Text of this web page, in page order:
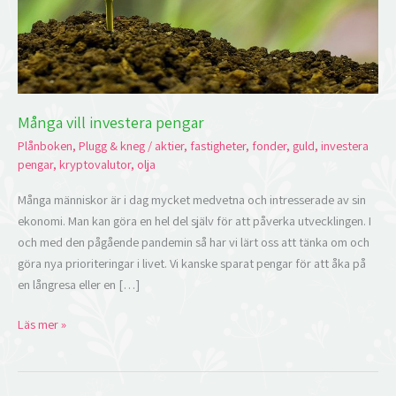
Många vill investera pengar
Plånboken, Plugg & kneg / aktier, fastigheter, fonder, guld, investera
pengar, kryptovalutor, olja
Många människor är i dag mycket medvetna och intresserade av sin
ekonomi. Man kan göra en hel del själv för att påverka utvecklingen. I
och med den pågående pandemin så har vi lärt oss att tänka om och
göra nya prioriteringar i livet. Vi kanske sparat pengar för att åka på
en långresa eller en […]
Läs mer »